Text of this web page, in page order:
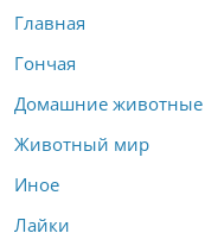
Главная
Гончая
Домашние животные
Животный мир
Иное
Лайки